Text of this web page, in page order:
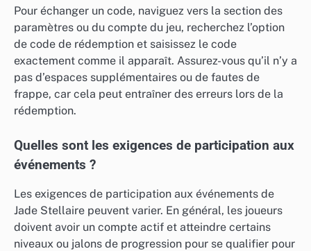
Pour échanger un code, naviguez vers la section des
paramètres ou du compte du jeu, recherchez l’option
de code de rédemption et saisissez le code
exactement comme il apparaît. Assurez-vous qu’il n’y a
pas d’espaces supplémentaires ou de fautes de
frappe, car cela peut entraîner des erreurs lors de la
rédemption.
Quelles sont les exigences de participation aux
événements ?
Les exigences de participation aux événements de
Jade Stellaire peuvent varier. En général, les joueurs
doivent avoir un compte actif et atteindre certains
niveaux ou jalons de progression pour se qualifier pour